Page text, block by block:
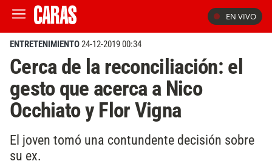
EN VIVO
ENTRETENIMIENTO24-12-2019 00:34
Cerca de la reconciliación: el
gesto que acerca a Nico
Occhiato y Flor Vigna
El joven tomó una contundente decisión sobre
su ex.